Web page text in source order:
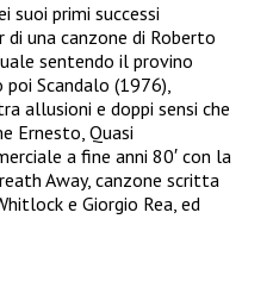
suoi primi successi
una canzone di Roberto
sentendo il provino
Scandalo (1976),
allusioni e doppi sensi che
Ernesto, Quasi
a fine anni 80′ con la
Away, canzone scritta
e Giorgio Rea, ed